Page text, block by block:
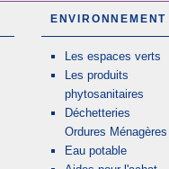
ENVIRONNEMENT
Les espaces verts
Les produits
phytosanitaires
Déchetteries
Ordures Ménagères
Eau potable